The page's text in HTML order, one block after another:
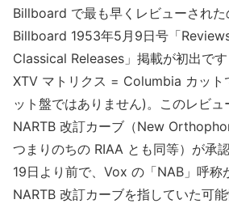
Billboard で最も早くレビューされた
Billboard 1953年5月9日号「
Classical Releases」掲載が初出で
XTV マトリクス = Columbia カット
ット盤ではありません)。このレビ
NARTB 改訂カーブ（New
つまりのちの RIAA とも同等）が承
19日より前で、Vox の「NAB」呼称
NARTB 改訂カーブを指していた可